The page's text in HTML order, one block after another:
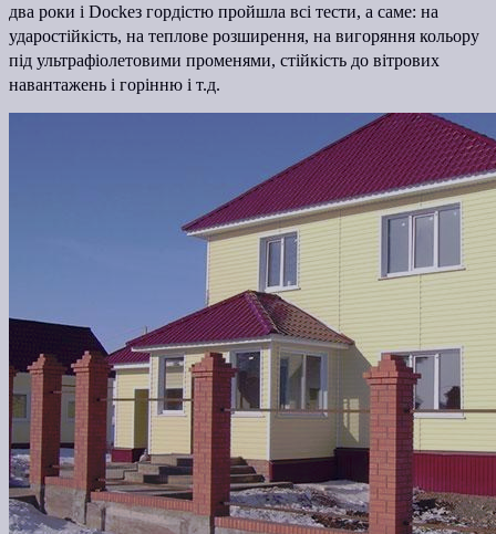
два роки і Dockeз гордістю пройшла всі тести, а саме: на
ударостійкість, на теплове розширення, на вигоряння кольору
під ультрафіолетовими променями, стійкість до вітрових
навантажень і горінню і т.д.